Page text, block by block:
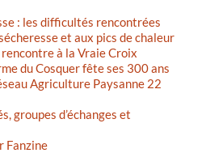
: les difficultés rencontrées
et aux pics de chaleur
à la Vraie Croix
du Cosquer fête ses 300 ans
Agriculture Paysanne 22
groupes d’échanges et
Fanzine